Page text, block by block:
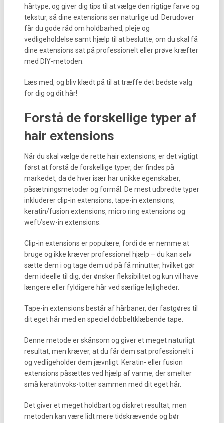
hårtype, og giver dig tips til at vælge den rigtige farve og
tekstur, så dine extensions ser naturlige ud. Derudover
får du gode råd om holdbarhed, pleje og
vedligeholdelse samt hjælp til at beslutte, om du skal få
dine extensions sat på professionelt eller prøve kræfter
med DIY-metoden.
Læs med, og bliv klædt på til at træffe det bedste valg
for dig og dit hår!
Forstå de forskellige typer af
hair extensions
Når du skal vælge de rette hair extensions, er det vigtigt
først at forstå de forskellige typer, der findes på
markedet, da de hver især har unikke egenskaber,
påsætningsmetoder og formål. De mest udbredte typer
inkluderer clip-in extensions, tape-in extensions,
keratin/fusion extensions, micro ring extensions og
weft/sew-in extensions.
Clip-in extensions er populære, fordi de er nemme at
bruge og ikke kræver professionel hjælp – du kan selv
sætte dem i og tage dem ud på få minutter, hvilket gør
dem ideelle til dig, der ønsker fleksibilitet og kun vil have
længere eller fyldigere hår ved særlige lejligheder.
Tape-in extensions består af hårbaner, der fastgøres til
dit eget hår med en speciel dobbeltklæbende tape.
Denne metode er skånsom og giver et meget naturligt
resultat, men kræver, at du får dem sat professionelt i
og vedligeholder dem jævnligt. Keratin- eller fusion
extensions påsættes ved hjælp af varme, der smelter
små keratinvoks-totter sammen med dit eget hår.
Det giver et meget holdbart og diskret resultat, men
metoden kan være lidt mere tidskrævende og bør